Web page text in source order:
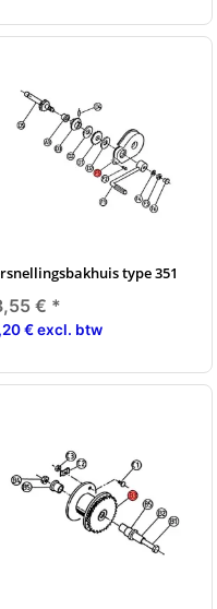
type 351
€ *
€ excl. btw